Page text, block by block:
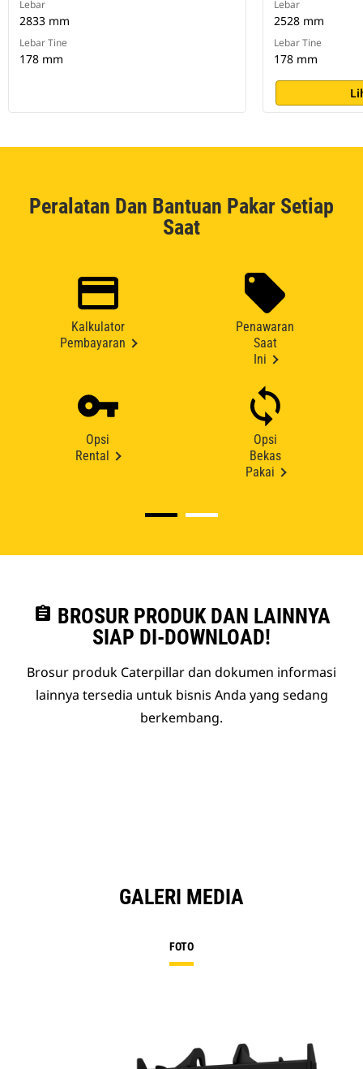
Lebar
2833 mm
Lebar Tine
178 mm
Lebar
2528 mm
Lebar Tine
178 mm
Peralatan Dan Bantuan Pakar Setiap
Saat
Kalkulator
Pembayaran
Penawaran
Saat
Ini
Opsi
Rental
Opsi
Bekas
Pakai
assignment BROSUR PRODUK DAN LAINNYA
SIAP DI-DOWNLOAD!
Brosur produk Caterpillar dan dokumen informasi
lainnya tersedia untuk bisnis Anda yang sedang
berkembang.
GALERI MEDIA
FOTO